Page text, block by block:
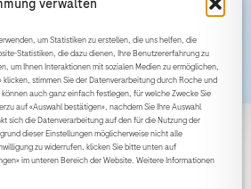
verwalten
um Statistiken zu erstellen, die uns helfen, die
Statistiken, die dazu dienen, Ihre Benutzererfahrung zu
um Ihnen Interaktionen mit sozialen Medien zu ermöglichen,
stimmen Sie der Datenverarbeitung durch Roche und
auch ganz einfach festlegen, für welche Zwecke Sie
auf «Auswahl bestätigen», nachdem Sie Ihre Auswahl
sich die Datenverarbeitung auf den für die Nutzung der
dieser Einstellungen möglicherweise nicht alle
zu widerrufen, klicken Sie bitte unten auf
im unteren Bereich der Website. Weitere Informationen